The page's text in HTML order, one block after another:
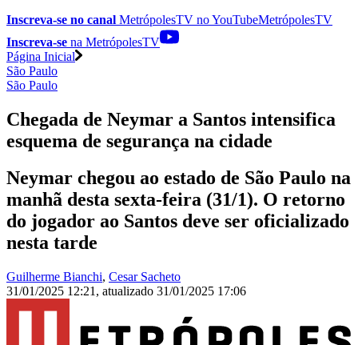
Inscreva-se no canal MetrópolesTV noYouTubeMetrópolesTV
Inscreva-se na MetrópolesTV
Página Inicial
São Paulo
São Paulo
Chegada de Neymar a Santos intensifica
esquema de segurança na cidade
Neymar chegou ao estado de São Paulo na
manhã desta sexta-feira (31/1). O retorno
do jogador ao Santos deve ser oficializado
nesta tarde
Guilherme Bianchi, Cesar Sacheto
31/01/2025 12:21 , atualizado 31/01/2025 17:06